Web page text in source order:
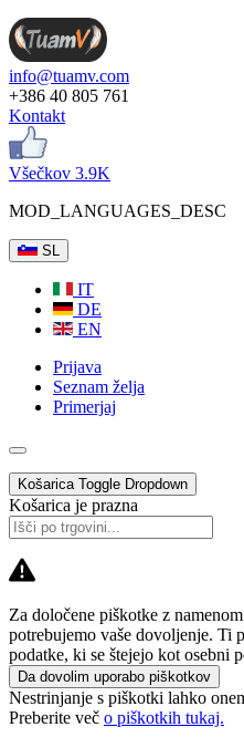
info@tuamv.com
+386 40 805 761
Kontakt
Všečkov 3.9K
MOD_LANGUAGES_DESC
SL
IT
DE
EN
Prijava
Seznam želja
Primerjaj
Košarica Toggle Dropdown
Košarica je prazna
Za določene piškotke z
potrebujemo vaše dovoljenje. Ti
podatke, ki se štejejo kot osebni
Da dovolim uporabo piškotkov
Nestrinjanje s piškotki lahko
Preberite več o piškotkih tukaj.